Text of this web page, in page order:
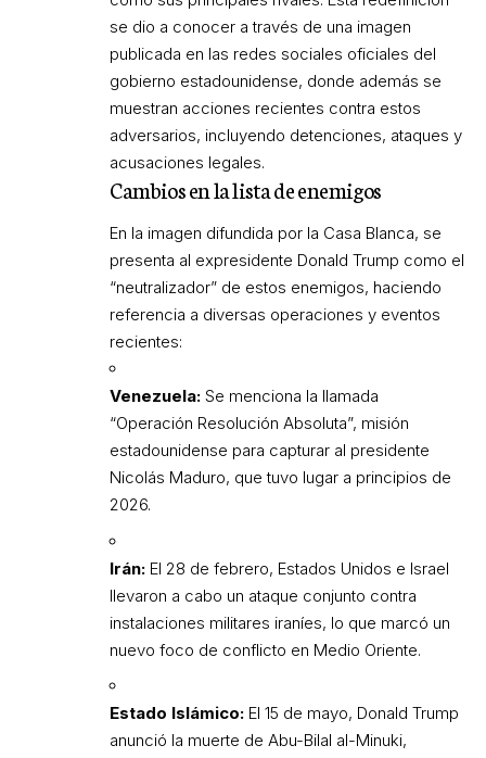
se dio a conocer a través de una imagen
publicada en las redes sociales oficiales del
gobierno estadounidense, donde además se
muestran acciones recientes contra estos
adversarios, incluyendo detenciones, ataques y
acusaciones legales.
Cambios en la lista de enemigos
En la imagen difundida por la Casa Blanca, se
presenta al expresidente Donald Trump como el
“neutralizador” de estos enemigos, haciendo
referencia a diversas operaciones y eventos
recientes:
Venezuela: Se menciona la llamada
“Operación Resolución Absoluta”, misión
estadounidense para capturar al presidente
Nicolás Maduro, que tuvo lugar a principios de
2026.
Irán: El 28 de febrero, Estados Unidos e Israel
llevaron a cabo un ataque conjunto contra
instalaciones militares iraníes, lo que marcó un
nuevo foco de conflicto en Medio Oriente.
Estado Islámico: El 15 de mayo, Donald Trump
anunció la muerte de Abu-Bilal al-Minuki,